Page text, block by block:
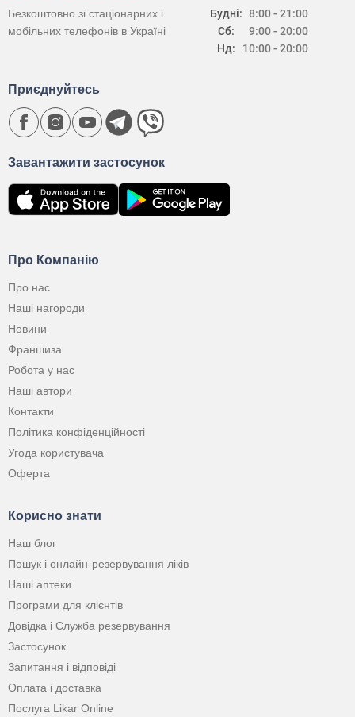
Будні:
Сб:
Нд:
8:00 - 21:00
9:00 - 20:00
10:00 - 20:00
Безкоштовно зі стаціонарних і
мобільних телефонів в Україні
Про Компанію
Про нас
Наші нагороди
Новини
Франшиза
Робота у нас
Наші автори
Контакти
Політика конфіденційності
Угода користувача
Оферта
Корисно знати
Наш блог
Пошук і онлайн-резервування ліків
Наші аптеки
Програми для клієнтів
Довідка і Служба резервування
Застосунок
Запитання і відповіді
Оплата і доставка
Послуга Likar Online
Завантажити застосунок
Приєднуйтесь